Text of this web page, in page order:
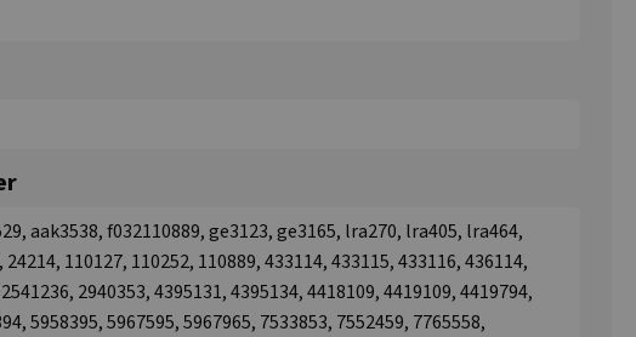
aak3538, f032110889, ge3123, ge3165, lra270, lra405, lra464,
110127, 110252, 110889, 433114, 433115, 433116, 436114,
2940353, 4395131, 4395134, 4418109, 4419109, 4419794,
5958395, 5967595, 5967965, 7533853, 7552459, 7765558,